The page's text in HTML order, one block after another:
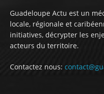
Guadeloupe Actu est un
locale, régionale et
initiatives, décrypter les
acteurs du territoire.
Contactez nous: